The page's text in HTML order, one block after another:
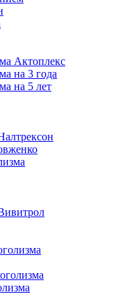
Актоплекс
на 3 года
на 5 лет